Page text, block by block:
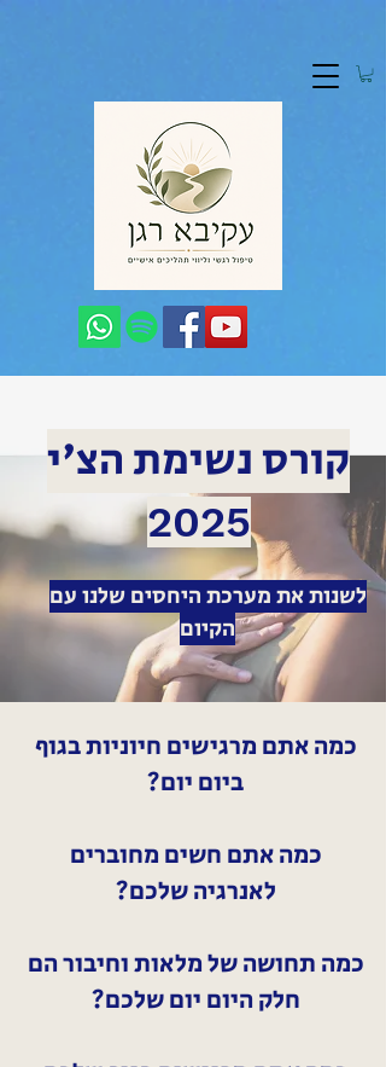
קורס נשימת הצ'י
2025
לשנות את מערכת היחסים שלנו עם
הקיום
כמה אתם מרגישים חיוניות בגוף
ביום יום?
כמה אתם חשים מחוברים
לאנרגיה שלכם?
כמה תחושה של מלאות וחיבור הם
חלק היום יום שלכם?